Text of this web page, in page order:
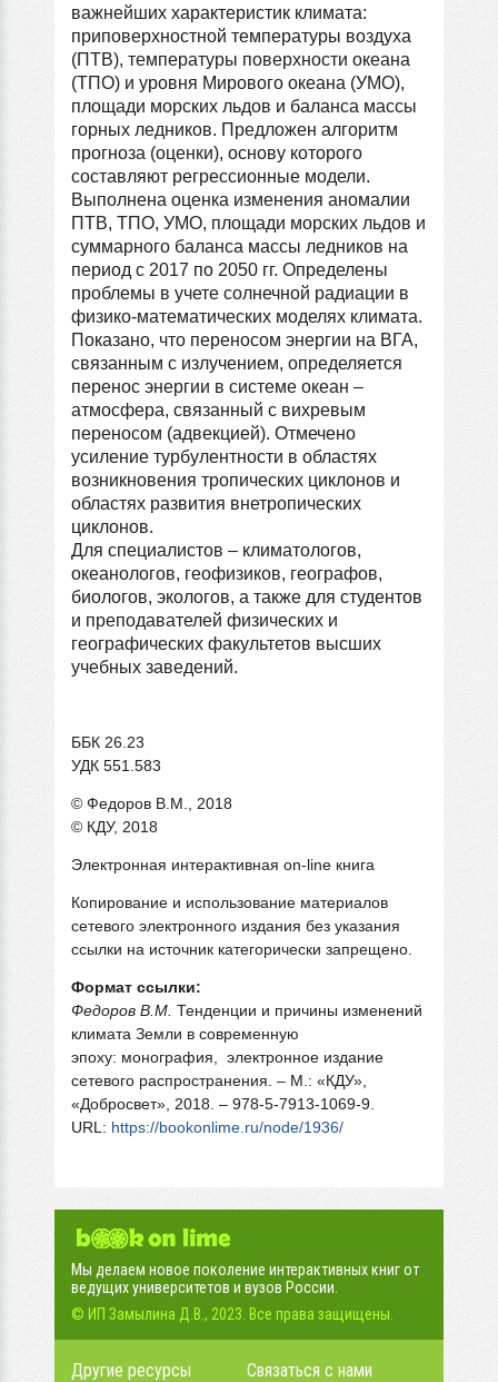
важнейших характеристик климата:
приповерхностной температуры воздуха
(ПТВ), температуры поверхности океана
(ТПО) и уровня Мирового океана (УМО),
площади морских льдов и баланса массы
горных ледников. Предложен алгоритм
прогноза (оценки), основу которого
составляют регрессионные модели.
Выполнена оценка изменения аномалии
ПТВ, ТПО, УМО, площади морских льдов и
суммарного баланса массы ледников на
период с 2017 по 2050 гг. Определены
проблемы в учете солнечной радиации в
физико-математических моделях климата.
Показано, что переносом энергии на ВГА,
связанным с излучением, определяется
перенос энергии в системе океан –
атмосфера, связанный с вихревым
переносом (адвекцией). Отмечено
усиление турбулентности в областях
возникновения тропических циклонов и
областях развития внетропических
циклонов.
Для специалистов – климатологов,
океанологов, геофизиков, географов,
биологов, экологов, а также для студентов
и преподавателей физических и
географических факультетов высших
учебных заведений.
ББК 26.23
УДК 551.583
© Федоров В.М., 2018
© КДУ, 2018
Электронная интерактивная on-line книга
Копирование и использование материалов
сетевого электронного издания без указания
ссылки на источник категорически запрещено.
Формат ссылки:
Федоров В.М. Тенденции и причины изменений
климата Земли в современную
эпоху: монография, электронное издание
сетевого распространения. – М.: «КДУ»,
«Добросвет», 2018. – 978-5-7913-1069-9.
URL: https://bookonlime.ru/node/1936/
Мы делаем новое поколение интерактивных книг от
ведущих университетов и вузов России.
© ИП Замылина Д.В., 2023. Все права защищены.
Другие ресурсы Связаться с нами